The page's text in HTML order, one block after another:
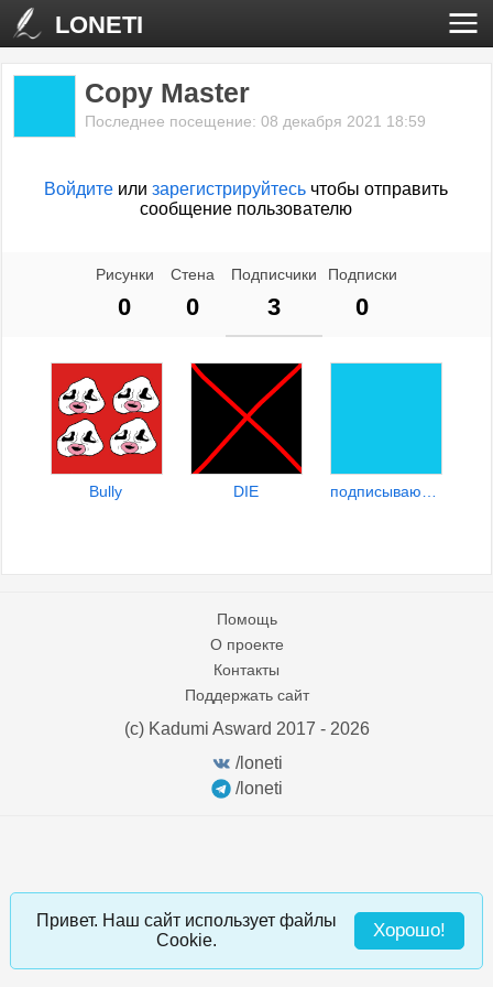
LONETI
Copy Master
Последнее посещение: 08 декабря 2021 18:59
Войдите илизарегистрируйтесь чтобы отправить
сообщение пользователю
Рисунки
0
Стена
0
Подписчики
3
Подписки
0
Bully DIE
/loneti
/loneti
(c) Kadumi Asward 2017 - 2026
Помощь
О проекте
Контакты
Поддержать сайт
Привет. Наш сайт использует файлы
Cookie.
Хорошо!